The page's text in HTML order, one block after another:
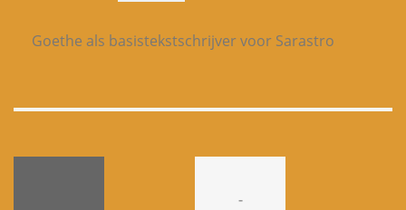
Goethe als basistekstschrijver voor Sarastro
-